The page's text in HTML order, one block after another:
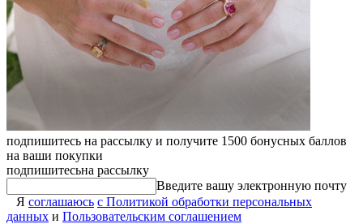
подпишитесь на рассылку и получите 1500 бонусных баллов
на ваши покупки
подпишитесьна рассылку
Введите вашу электронную почту
Я соглашаюсь с Политикой обработки персональных
данных и Пользовательским соглашением